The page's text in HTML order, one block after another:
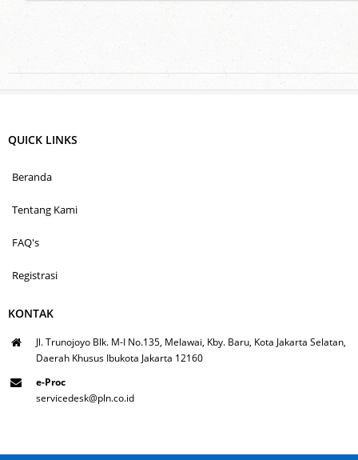
QUICK LINKS
Beranda
Tentang Kami
FAQ's
Registrasi
KONTAK
Jl. Trunojoyo Blk. M-I No.135, Melawai, Kby. Baru, Kota Jakarta Selatan,
Daerah Khusus Ibukota Jakarta 12160
e-Proc
servicedesk@pln.co.id